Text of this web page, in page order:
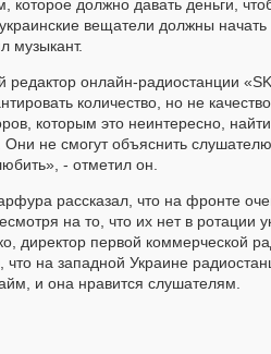
которое должно давать деньги,
вещатели должны начать
музыкант.
онлайн-радиостанции
количество, но не
которым это неинтересно,
Они не смогут объяснить
- отметил он.
рассказал, что на фронте
на то, что их нет в ротации
директор первой коммерческой
на западной Украине
и она нравится слушателям.